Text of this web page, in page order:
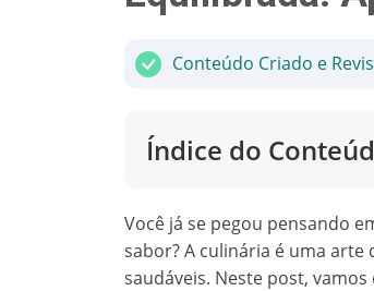
Conteúdo Criado e
Índice do
Você já se pegou pensando
sabor? A culinária é uma
saudáveis. Neste post,